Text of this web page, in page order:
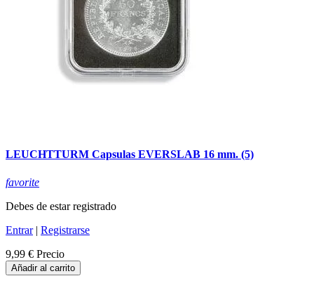
LEUCHTTURM Capsulas EVERSLAB 16 mm. (5)
favorite
Debes de estar registrado
Entrar| Registrarse
9,99 € Precio
Añadir al carrito